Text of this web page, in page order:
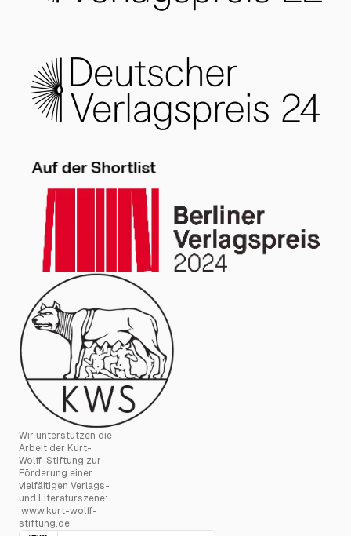
Wir unterstützen die
Arbeit der Kurt-
Wolff-Stiftung zur
Förderung einer
vielfältigen Verlags-
und Literaturszene:
www.kurt-wolff-
stiftung.de